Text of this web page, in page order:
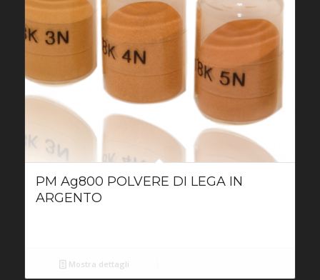
PM Ag800 POLVERE DI LEGA IN
ARGENTO
Mostra dettagli